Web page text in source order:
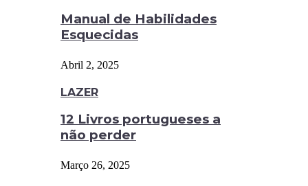
Manual de Habilidades
Esquecidas
Abril 2, 2025
LAZER
12 Livros portugueses a
não perder
Março 26, 2025